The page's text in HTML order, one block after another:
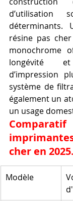
d’utilisation
déterminants.
résine pas
monochrome
longévité
d’impression
système de
également un
un usage
cher en 2025.
Modèle